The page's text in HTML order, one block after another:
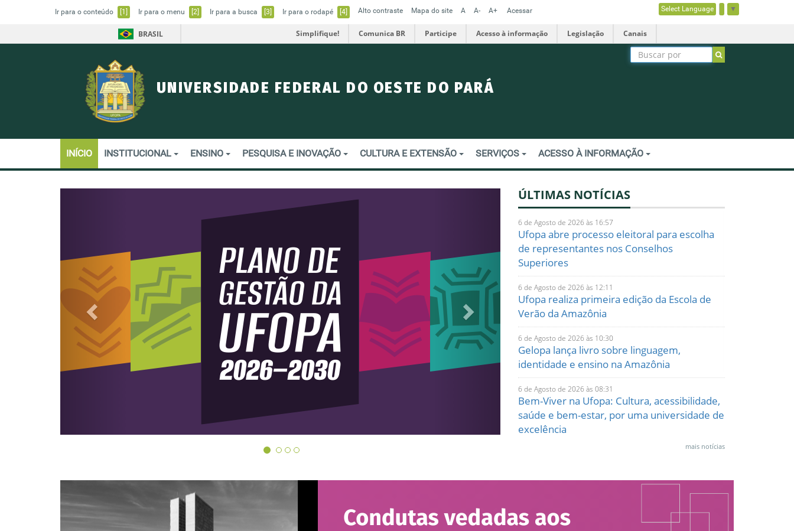
Ir para o conteúdo [1] Ir para o menu [2] Ir para a busca [3] Ir para o rodapé [4] Alto contraste Mapa do site A A- A+ Acessar Select Language ▼
BRASIL Simplifique! Comunica BR Participe Acesso à informação Legislação Canais
UNIVERSIDADE FEDERAL DO OESTE DO PARÁ
INÍCIO INSTITUCIONAL ENSINO PESQUISA E INOVAÇÃO CULTURA E EXTENSÃO SERVIÇOS ACESSO À INFORMAÇÃO
ÚLTIMAS NOTÍCIAS
6 de Agosto de 2026 às 16:57
Ufopa abre processo eleitoral para escolha
de representantes nos Conselhos
Superiores
6 de Agosto de 2026 às 12:11
Ufopa realiza primeira edição da Escola de
Verão da Amazônia
6 de Agosto de 2026 às 10:30
Gelopa lança livro sobre linguagem,
identidade e ensino na Amazônia
6 de Agosto de 2026 às 08:31
Bem-Viver na Ufopa: Cultura, acessibilidade,
saúde e bem-estar, por uma universidade de
excelência
retorna nesta quinta-feira, dia 6
Publicação científica em revista internacional
mais notícias